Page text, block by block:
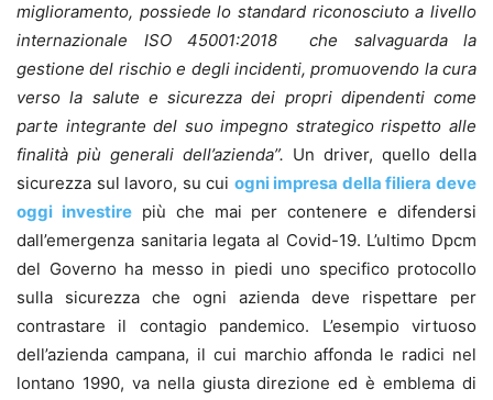
miglioramento, possiede lo standard riconosciuto a livello
internazionale ISO 45001:2018 che salvaguarda la
gestione del rischio e degli incidenti, promuovendo la cura
verso la salute e sicurezza dei propri dipendenti come
parte integrante del suo impegno strategico rispetto alle
finalità più generali dell’azienda”. Un driver, quello della
sicurezza sul lavoro, su cui ogni impresa della filiera deve
oggi investire più che mai per contenere e difendersi
dall’emergenza sanitaria legata al Covid-19. L’ultimo Dpcm
del Governo ha messo in piedi uno specifico protocollo
sulla sicurezza che ogni azienda deve rispettare per
contrastare il contagio pandemico. L’esempio virtuoso
dell’azienda campana, il cui marchio affonda le radici nel
lontano 1990, va nella giusta direzione ed è emblema di